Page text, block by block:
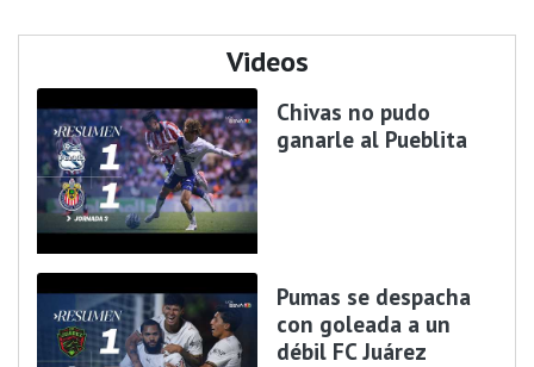
Videos
Chivas no pudo
ganarle al Pueblita
Pumas se despacha
con goleada a un
débil FC Juárez